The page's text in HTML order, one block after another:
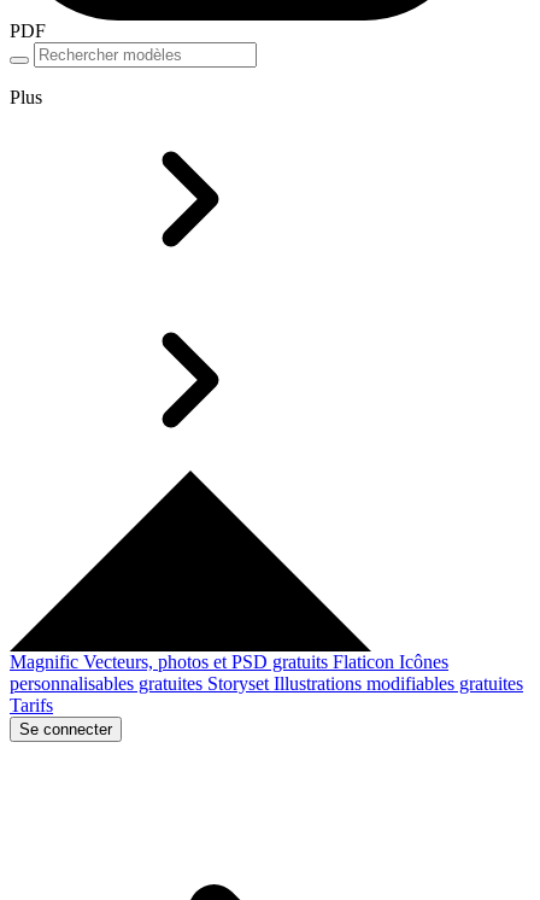
PDF
Plus
Magnific Vecteurs, photos et PSD gratuits Flaticon Icônes
personnalisables gratuites Storyset Illustrations modifiables gratuites
Tarifs
Se connecter